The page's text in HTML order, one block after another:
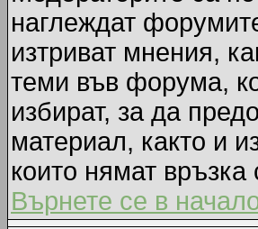
наглеждат
изтриват мнения,
теми във форума,
избират, за да
материал, както и
които нямат връзка
Върнете се в